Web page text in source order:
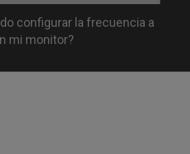
configurar la frecuencia a
mi monitor?